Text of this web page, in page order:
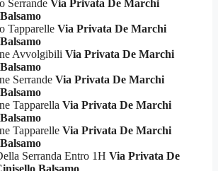
Serrande Via Privata De Marchi
Tapparelle Via Privata De Marchi
Avvolgibili Via Privata De Marchi
Serrande Via Privata De Marchi
Tapparella Via Privata De Marchi
Tapparelle Via Privata De Marchi
Serranda Entro 1H Via Privata De